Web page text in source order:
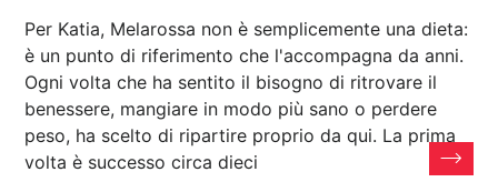
Per Katia, Melarossa non è semplicemente una dieta:
è un punto di riferimento che l'accompagna da anni.
Ogni volta che ha sentito il bisogno di ritrovare il
benessere, mangiare in modo più sano o perdere
peso, ha scelto di ripartire proprio da qui. La prima
volta è successo circa dieci